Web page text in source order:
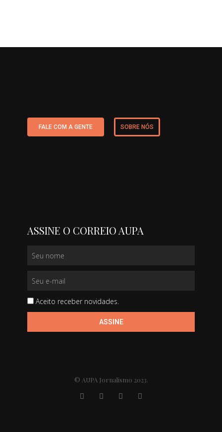
FALE COM A GENTE SOBRE NÓS
ASSINE O CORREIO AUPA
Aceito receber novidades.
ASSINE
© AUPA Jornalismo 2023.